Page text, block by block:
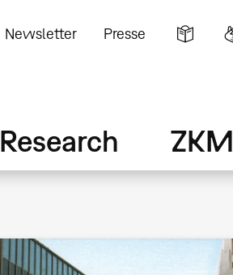
Newsletter Presse
Research ZKM